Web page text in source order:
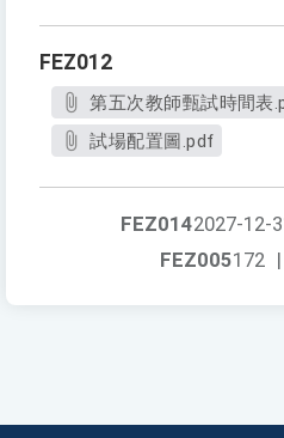
FEZ012
第五次教師甄試時間表
試場配置圖.pdf
FEZ0142027-12-
FEZ005172 |